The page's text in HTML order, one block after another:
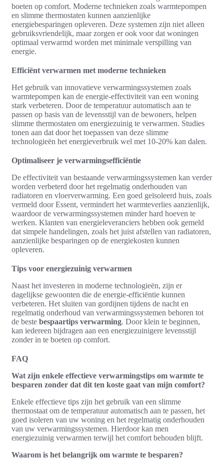
boeten op comfort. Moderne technieken zoals warmtepompen
en slimme thermostaten kunnen aanzienlijke
energiebesparingen opleveren. Deze systemen zijn niet alleen
gebruiksvriendelijk, maar zorgen er ook voor dat woningen
optimaal verwarmd worden met minimale verspilling van
energie.
Efficiënt verwarmen met moderne technieken
Het gebruik van innovatieve verwarmingssystemen zoals
warmtepompen kan de energie-effectiviteit van een woning
stark verbeteren. Door de temperatuur automatisch aan te
passen op basis van de levensstijl van de bewoners, helpen
slimme thermostaten om energiezuinig te verwarmen. Studies
tonen aan dat door het toepassen van deze slimme
technologieën het energieverbruik wel met 10-20% kan dalen.
Optimaliseer je verwarmingsefficiëntie
De effectiviteit van bestaande verwarmingssystemen kan verder
worden verbeterd door het regelmatig onderhouden van
radiatoren en vloerverwarming. Een goed geïsoleerd huis, zoals
vermeld door Essent, vermindert het warmteverlies aanzienlijk,
waardoor de verwarmingssystemen minder hard hoeven te
werken. Klanten van energieleveranciers hebben ook gemeld
dat simpele handelingen, zoals het juist afstellen van radiatoren,
aanzienlijke besparingen op de energiekosten kunnen
opleveren.
Tips voor energiezuinig verwarmen
Naast het investeren in moderne technologieën, zijn er
dagelijkse gewoonten die de energie-efficiëntie kunnen
verbeteren. Het sluiten van gordijnen tijdens de nacht en
regelmatig onderhoud van verwarmingssystemen behoren tot
de beste bespaartips verwarming. Door klein te beginnen,
kan iedereen bijdragen aan een energiezuinigere levensstijl
zonder in te boeten op comfort.
FAQ
Wat zijn enkele effectieve verwarmingstips om warmte te
besparen zonder dat dit ten koste gaat van mijn comfort?
Enkele effectieve tips zijn het gebruik van een slimme
thermostaat om de temperatuur automatisch aan te passen, het
goed isoleren van uw woning en het regelmatig onderhouden
van uw verwarmingssystemen. Hierdoor kan men
energiezuinig verwarmen terwijl het comfort behouden blijft.
Waarom is het belangrijk om warmte te besparen?